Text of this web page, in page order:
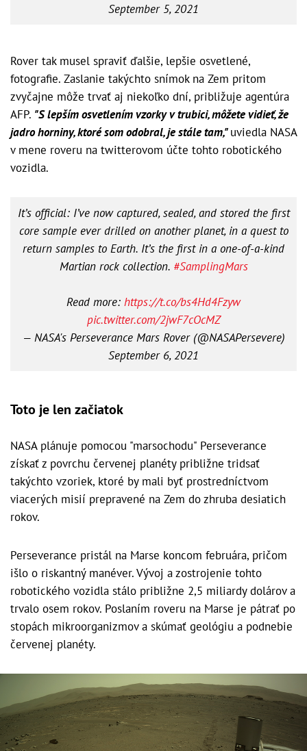
September 5, 2021
Rover tak musel spraviť ďalšie, lepšie osvetlené,
fotografie. Zaslanie takýchto snímok na Zem pritom
zvyčajne môže trvať aj niekoľko dní, približuje agentúra
AFP. "S lepším osvetlením vzorky v trubici, môžete vidieť, že
jadro horniny, ktoré som odobral, je stále tam,"uviedla NASA
v mene roveru na twitterovom účte tohto robotického
vozidla.
It’s official: I’ve now captured, sealed, and stored the first
core sample ever drilled on another planet, in a quest to
return samples to Earth. It’s the first in a one-of-a-kind
Martian rock collection. #SamplingMars
Read more: https://t.co/bs4Hd4Fzyw
pic.twitter.com/2jwF7cOcMZ
— NASA's Perseverance Mars Rover (@NASAPersevere)
September 6, 2021
Toto je len začiatok
NASA plánuje pomocou "marsochodu" Perseverance
získať z povrchu červenej planéty približne tridsať
takýchto vzoriek, ktoré by mali byť prostredníctvom
viacerých misií prepravené na Zem do zhruba desiatich
rokov.
Perseverance pristál na Marse koncom februára, pričom
išlo o riskantný manéver. Vývoj a zostrojenie tohto
robotického vozidla stálo približne 2,5 miliardy dolárov a
trvalo osem rokov. Poslaním roveru na Marse je pátrať po
stopách mikroorganizmov a skúmať geológiu a podnebie
červenej planéty.